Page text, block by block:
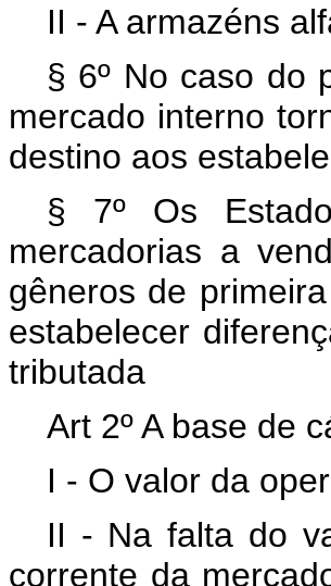
II - A armazéns
§ 6º No caso do
mercado interno
destino aos
§ 7º Os
mercadorias a
gêneros de
estabelecer
tributada
Art 2º A base de
I - O valor da
II - Na falta do
corrente da